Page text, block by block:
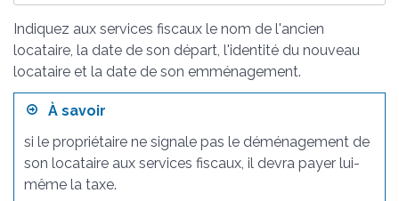
Indiquez aux services fiscaux le nom de l'ancien
locataire, la date de son départ, l'identité du nouveau
locataire et la date de son emménagement.
À savoir
si le propriétaire ne signale pas le déménagement de
son locataire aux services fiscaux, il devra payer lui-
même la taxe.